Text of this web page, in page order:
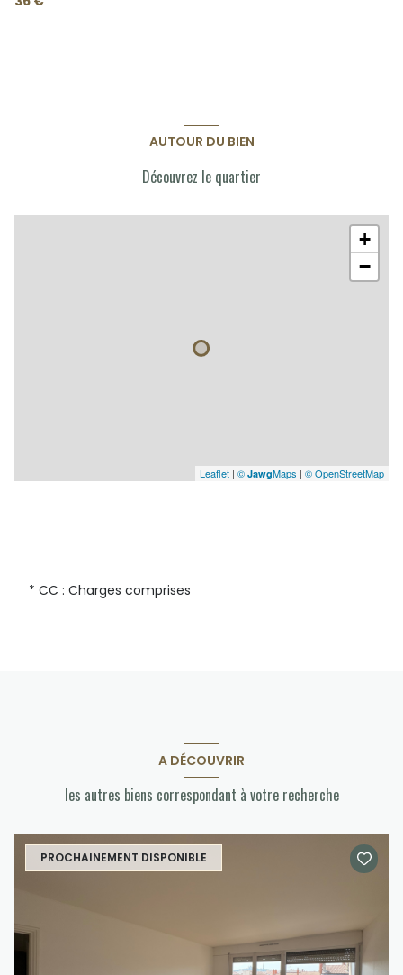
AUTOUR DU BIEN
Découvrez le quartier
+
−
Leaflet | © JawgMaps | © OpenStreetMap
* CC : Charges comprises
A DÉCOUVRIR
les autres biens correspondant à votre recherche
PROCHAINEMENT DISPONIBLE